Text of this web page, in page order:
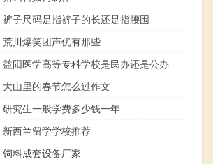
裤子尺码是指裤子的长还是指腰围
荒川爆笑团声优有那些
益阳医学高等专科学校是民办还是公办
大山里的春节怎么过作文
研究生一般学费多少钱一年
新西兰留学学校推荐
饲料成套设备厂家